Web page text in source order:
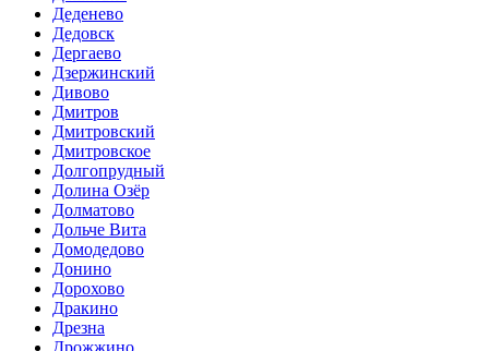
Деденево
Дедовск
Дергаево
Дзержинский
Дивово
Дмитров
Дмитровский
Дмитровское
Долгопрудный
Долина Озёр
Долматово
Дольче Вита
Домодедово
Донино
Дорохово
Дракино
Дрезна